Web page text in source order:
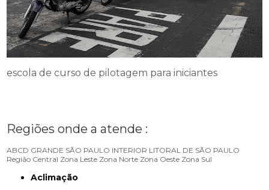
escola de curso de pilotagem para iniciantes
Regiões onde a atende :
ABCD GRANDE SÃO PAULO INTERIOR LITORAL DE SÃO PAULO
Região Central Zona Leste Zona Norte Zona Oeste Zona Sul
Aclimação